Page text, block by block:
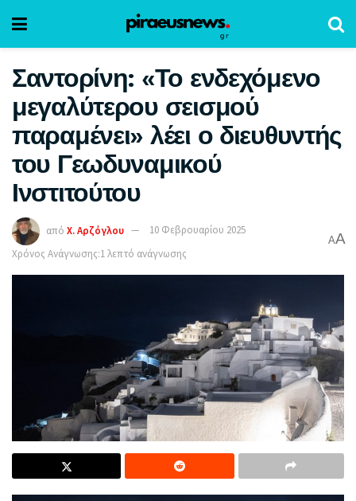
Σαντορίνη: «Το ενδεχόμενο
μεγαλύτερου σεισμού
παραμένει» λέει ο διευθυντής
του Γεωδυναμικού
Ινστιτούτου
από Χ. Αρζόγλου
10 Φεβρουαρίου 2025
Χρόνος Ανάγνωσης:1 λεπτό ανάγνωσης
AA